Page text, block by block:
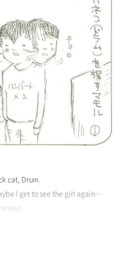
cat, Drum.
I get to see the girl again…